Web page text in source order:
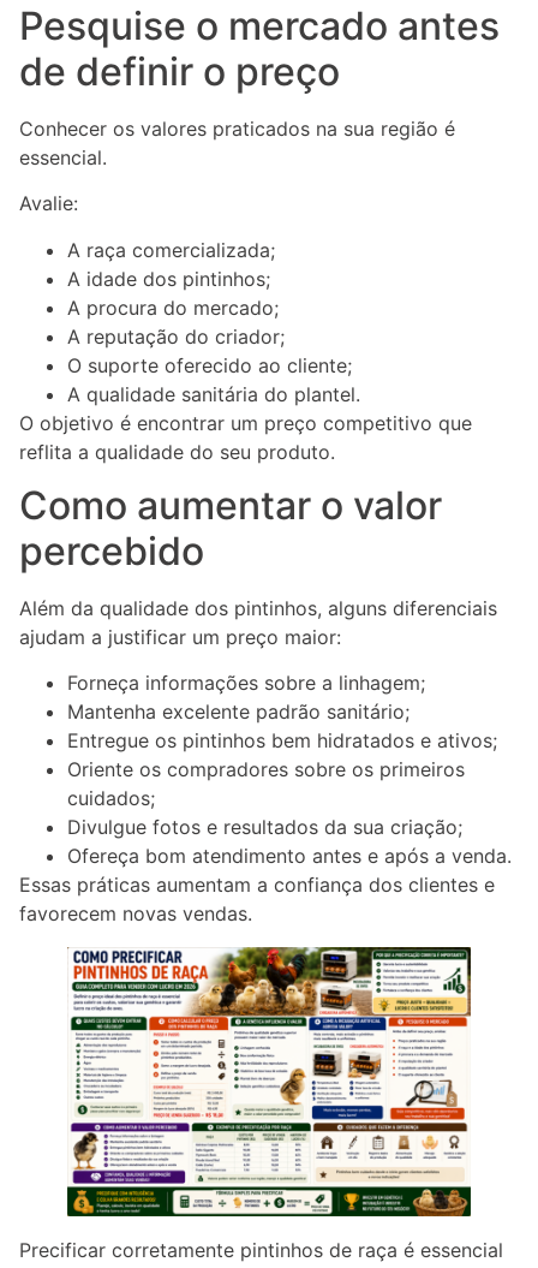
Pesquise o mercado antes
de definir o preço
Conhecer os valores praticados na sua região é
essencial.
Avalie:
A raça comercializada;
A idade dos pintinhos;
A procura do mercado;
A reputação do criador;
O suporte oferecido ao cliente;
A qualidade sanitária do plantel.
O objetivo é encontrar um preço competitivo que
reflita a qualidade do seu produto.
Como aumentar o valor
percebido
Além da qualidade dos pintinhos, alguns diferenciais
ajudam a justificar um preço maior:
Forneça informações sobre a linhagem;
Mantenha excelente padrão sanitário;
Entregue os pintinhos bem hidratados e ativos;
Oriente os compradores sobre os primeiros
cuidados;
Divulgue fotos e resultados da sua criação;
Ofereça bom atendimento antes e após a venda.
Essas práticas aumentam a confiança dos clientes e
favorecem novas vendas.
Precificar corretamente pintinhos de raça é essencial